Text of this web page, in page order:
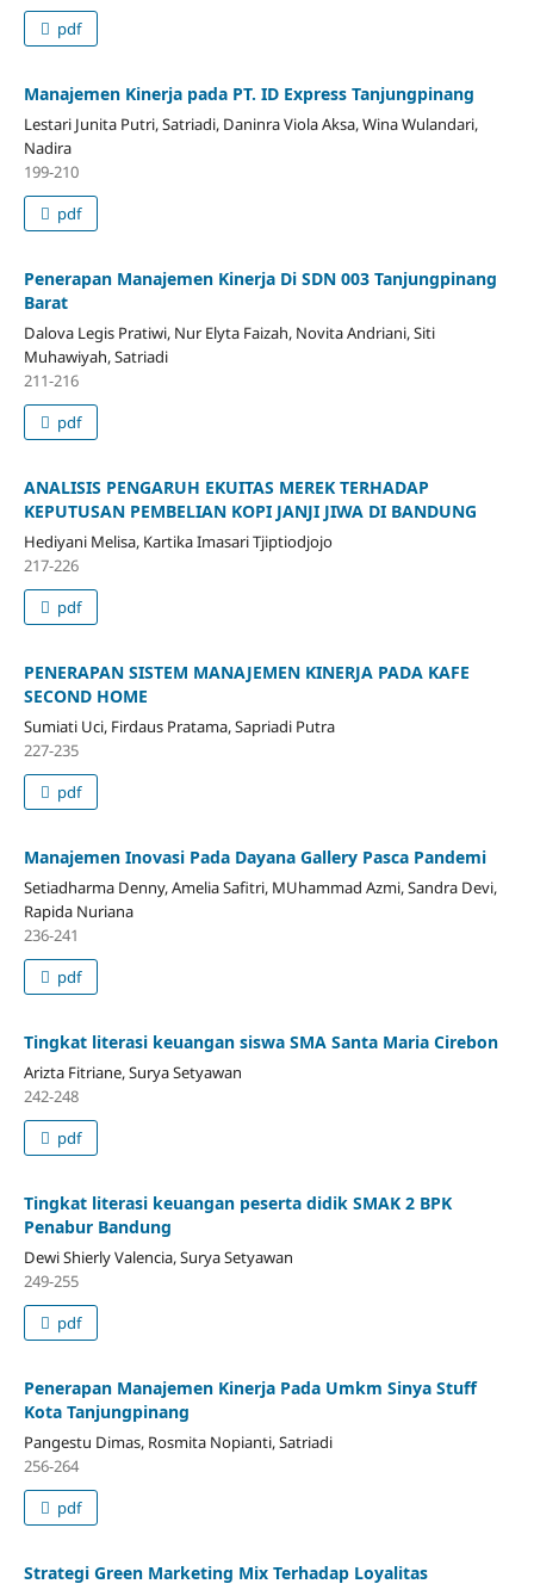
pdf
Manajemen Kinerja pada PT. ID Express Tanjungpinang
Lestari Junita Putri, Satriadi, Daninra Viola Aksa, Wina Wulandari,
Nadira
199-210
pdf
Penerapan Manajemen Kinerja Di SDN 003 Tanjungpinang
Barat
Dalova Legis Pratiwi, Nur Elyta Faizah, Novita Andriani, Siti
Muhawiyah, Satriadi
211-216
pdf
ANALISIS PENGARUH EKUITAS MEREK TERHADAP
KEPUTUSAN PEMBELIAN KOPI JANJI JIWA DI BANDUNG
Hediyani Melisa, Kartika Imasari Tjiptiodjojo
217-226
pdf
PENERAPAN SISTEM MANAJEMEN KINERJA PADA KAFE
SECOND HOME
Sumiati Uci, Firdaus Pratama, Sapriadi Putra
227-235
pdf
Manajemen Inovasi Pada Dayana Gallery Pasca Pandemi
Setiadharma Denny, Amelia Safitri, MUhammad Azmi, Sandra Devi,
Rapida Nuriana
236-241
pdf
Tingkat literasi keuangan siswa SMA Santa Maria Cirebon
Arizta Fitriane, Surya Setyawan
242-248
pdf
Tingkat literasi keuangan peserta didik SMAK 2 BPK
Penabur Bandung
Dewi Shierly Valencia, Surya Setyawan
249-255
pdf
Penerapan Manajemen Kinerja Pada Umkm Sinya Stuff
Kota Tanjungpinang
Pangestu Dimas, Rosmita Nopianti, Satriadi
256-264
pdf
Strategi Green Marketing Mix Terhadap Loyalitas